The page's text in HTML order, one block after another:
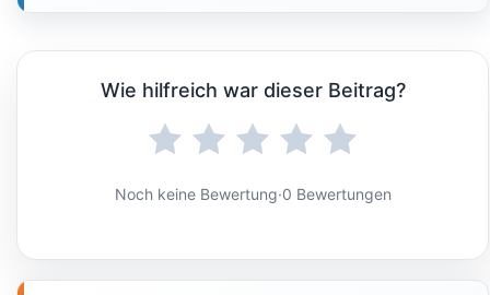
Wie hilfreich war dieser Beitrag?
Noch keine Bewertung·0 Bewertungen